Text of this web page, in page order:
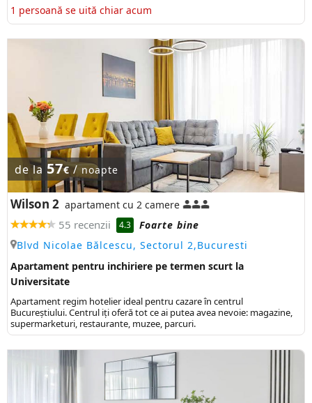
1 persoană se uită chiar acum
de la 57€/ noapte
Wilson 2 apartament cu 2 camere
55 recenzii 4.3
Foarte bine
Blvd Nicolae Bălcescu, Sectorul 2,Bucuresti
Apartament pentru inchiriere pe termen scurt la
Universitate
Apartament regim hotelier ideal pentru cazare în centrul
Bucureștiului. Centrul iți oferă tot ce ai putea avea nevoie: magazine,
supermarketuri, restaurante, muzee, parcuri.